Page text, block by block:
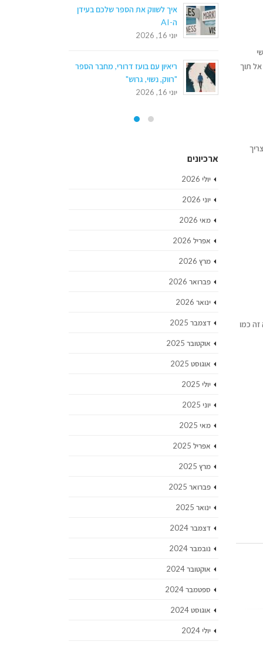
תוך
כמו
איך לשווק את הספר שלכם בעידן
ה-AI
יוני 16, 2026
ריאיון עם בועז דרורי, מחבר הספר
"רווק, נשוי, גרוש"
יוני 16, 2026
ארכיונים
יולי 2026
יוני 2026
מאי 2026
אפריל 2026
מרץ 2026
פברואר 2026
ינואר 2026
דצמבר 2025
אוקטובר 2025
אוגוסט 2025
יולי 2025
יוני 2025
מאי 2025
אפריל 2025
מרץ 2025
פברואר 2025
ינואר 2025
דצמבר 2024
נובמבר 2024
אוקטובר 2024
ספטמבר 2024
אוגוסט 2024
יולי 2024